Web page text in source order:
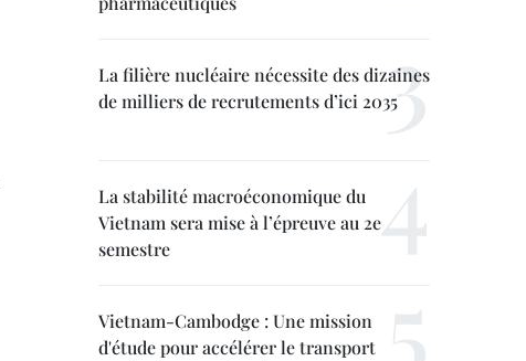
La filière nucléaire nécessite des dizaines
de milliers de recrutements d’ici 2035
La stabilité macroéconomique du
Vietnam sera mise à l’épreuve au 2e
semestre
Vietnam-Cambodge : Une mission
d'étude pour accélérer le transport